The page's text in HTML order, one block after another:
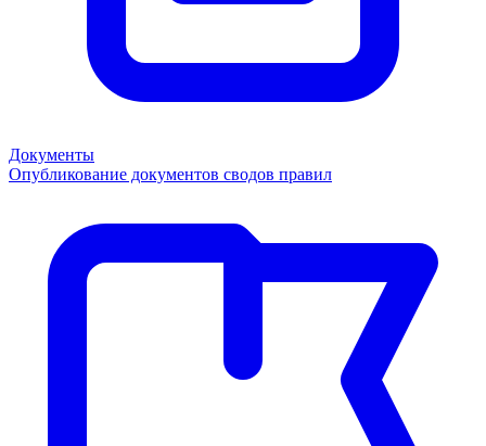
Документы
Опубликование документов сводов правил